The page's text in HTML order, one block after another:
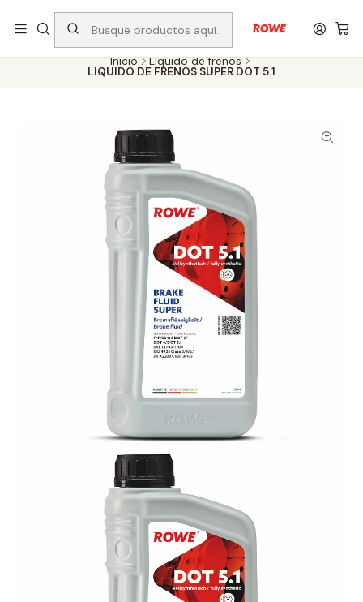
Despacho rápido a todo Chile
Inicio Líquido de frenos
LIQUIDO DE FRENOS SUPER DOT 5.1